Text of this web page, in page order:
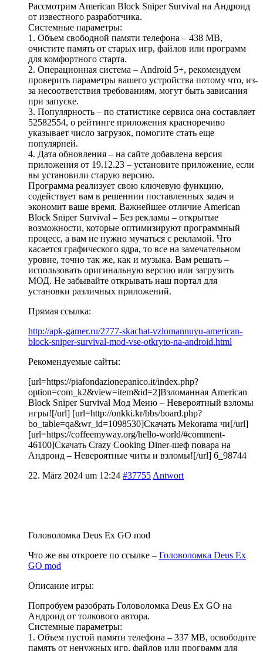
Рассмотрим American Block Sniper Survival на Андроид
от известного разработчика.
Системные параметры:
1. Объем свободной памяти телефона – 438 MB,
очистите память от старых игр, файлов или программ
для комфортного старта.
2. Операционная система – Android 5+, рекомендуем
проверить параметры вашего устройства потому что, из-
за несоответствия требованиям, могут быть зависания
при запуске.
3. Популярность – по статистике сервиса она составляет
52582554, о рейтинге приложения красноречиво
указывает число загрузок, помогите стать еще
популярней.
4. Дата обновления – на сайте добавлена версия
приложения от 19.12.23 – установите приложение, если
вы установили старую версию.
Программа реализует свою ключевую функцию,
содействует вам в решеннии поставленных задач и
экономит ваше время. Важнейшее отличие American
Block Sniper Survival – Без рекламы – открытые
возможности, которые оптимизируют программный
процесс, а вам не нужно мучаться с рекламой. Что
касается графического ядра, то все на замечательном
уровне, точно так же, как и музыка. Вам решать –
использовать оригинальную версию или загрузить
МОД. Не забывайте открывать наш портал для
установки различных приложений.
Прямая ссылка:
http://apk-gamer.ru/2777-skachat-vzlomannuyu-american-
block-sniper-survival-mod-vse-otkryto-na-android.html
Рекомендуемые сайты:
[url=https://piafondazionepanico.it/index.php?
option=com_k2&view=item&id=2]Взломанная American
Block Sniper Survival Мод Меню – Невероятный взломы
игры![/url] [url=http://onkki.kr/bbs/board.php?
bo_table=qa&wr_id=1098530]Скачать Mekorama чи[/url]
[url=https://coffeemyway.org/hello-world/#comment-
46100]Скачать Crazy Cooking Diner-шеф повара на
Андроид – Невероятные читы и взломы![/url] 6_98744
22. März 2024 um 12:24 #37755 Antwort
Головоломка Deus Ex GO mod
Что же вы откроете по ссылке – Головоломка Deus Ex
GO mod
Описание игры:
Попробуем разобрать Головоломка Deus Ex GO на
Андроид от толкового автора.
Системные параметры:
1. Объем пустой памяти телефона – 337 MB, освободите
память от ненужных игр, файлов или программ для